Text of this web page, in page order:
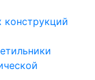
конструкций